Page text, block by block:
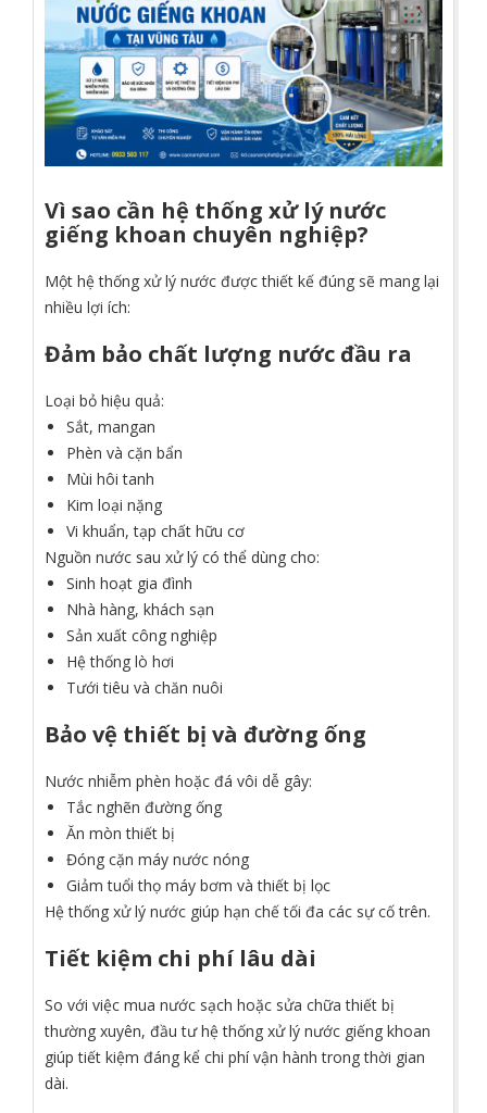
Vì sao cần hệ thống xử lý nước
giếng khoan chuyên nghiệp?
Một hệ thống xử lý nước được thiết kế đúng sẽ mang lại
nhiều lợi ích:
Đảm bảo chất lượng nước đầu ra
Loại bỏ hiệu quả:
Sắt, mangan
Phèn và cặn bẩn
Mùi hôi tanh
Kim loại nặng
Vi khuẩn, tạp chất hữu cơ
Nguồn nước sau xử lý có thể dùng cho:
Sinh hoạt gia đình
Nhà hàng, khách sạn
Sản xuất công nghiệp
Hệ thống lò hơi
Tưới tiêu và chăn nuôi
Bảo vệ thiết bị và đường ống
Nước nhiễm phèn hoặc đá vôi dễ gây:
Tắc nghẽn đường ống
Ăn mòn thiết bị
Đóng cặn máy nước nóng
Giảm tuổi thọ máy bơm và thiết bị lọc
Hệ thống xử lý nước giúp hạn chế tối đa các sự cố trên.
Tiết kiệm chi phí lâu dài
So với việc mua nước sạch hoặc sửa chữa thiết bị
thường xuyên, đầu tư hệ thống xử lý nước giếng khoan
giúp tiết kiệm đáng kể chi phí vận hành trong thời gian
dài.